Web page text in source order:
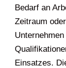
Bedarf an
Zeitraum
Einsatzes.